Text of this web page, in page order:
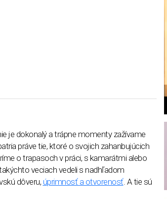
je dokonalý a trápne momenty zažívame
práve tie, ktoré o svojich zahanbujúcich
o trapasoch v práci, s kamarátmi alebo
veciach vedeli s nadhľadom
dôveru, úprimnosť a otvorenosť. A tie sú
u
s